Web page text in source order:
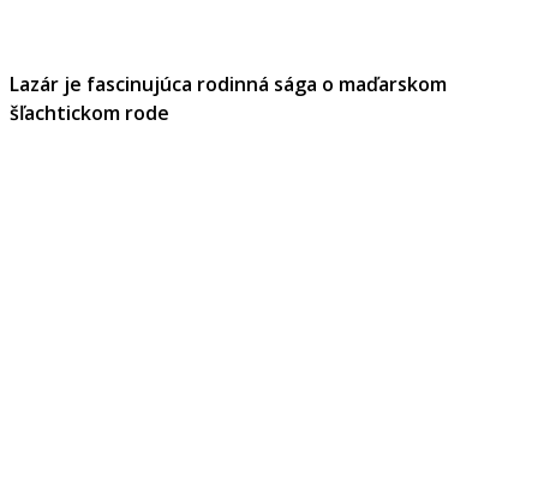
Lazár je fascinujúca rodinná sága o maďarskom
šľachtickom rode